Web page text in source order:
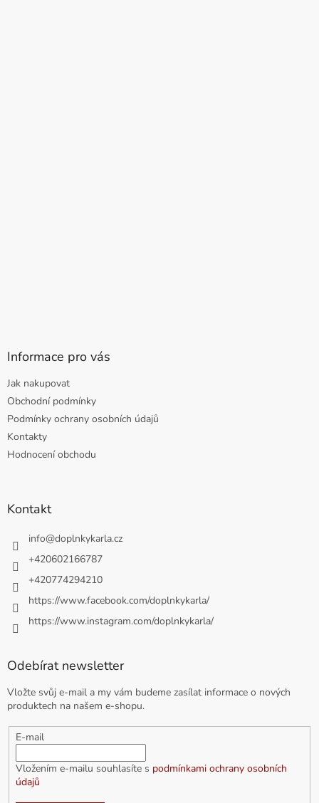
Informace pro vás
Jak nakupovat
Obchodní podmínky
Podmínky ochrany osobních údajů
Kontakty
Hodnocení obchodu
Kontakt
info@doplnkykarla.cz
+420602166787
+420774294210
https://www.facebook.com/doplnkykarla/
https://www.instagram.com/doplnkykarla/
Odebírat newsletter
Vložte svůj e-mail a my vám budeme zasílat informace o nových
produktech na našem e-shopu.
E-mail
Vložením e-mailu souhlasíte s podmínkami ochrany osobních
údajů